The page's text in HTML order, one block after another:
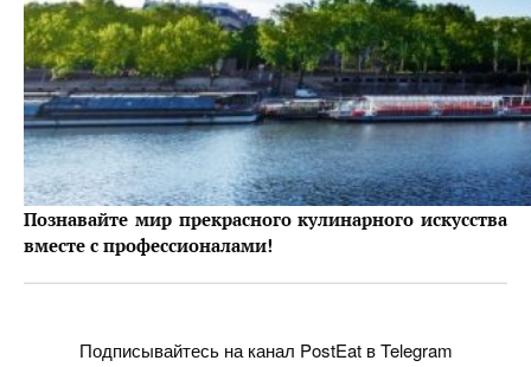
Познавайте мир прекрасного кулинарного искусства
вместе с профессионалами!
Подписывайтесь на канал PostEat в Telegram